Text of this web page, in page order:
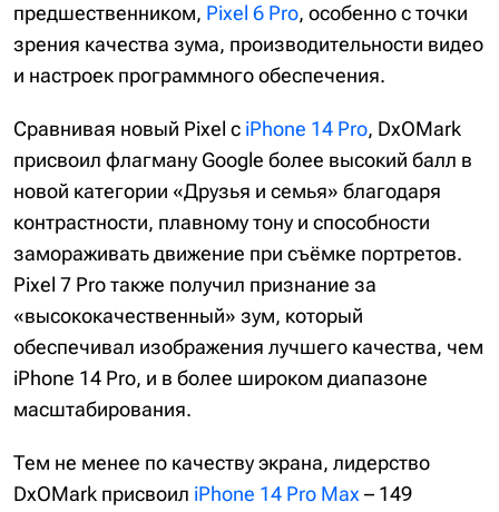
предшественником, Pixel 6 Pro, особенно с точки
зрения качества зума, производительности видео
и настроек программного обеспечения.
Сравнивая новый Pixel с iPhone 14 Pro, DxOMark
присвоил флагману Google более высокий балл в
новой категории «Друзья и семья» благодаря
контрастности, плавному тону и способности
замораживать движение при съёмке портретов.
Pixel 7 Pro также получил признание за
«высококачественный» зум, который
обеспечивал изображения лучшего качества, чем
iPhone 14 Pro, и в более широком диапазоне
масштабирования.
Тем не менее по качеству экрана, лидерство
DxOMark присвоил iPhone 14 Pro Max – 149